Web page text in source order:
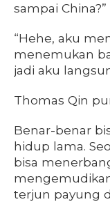
sampai China?”
“Hehe, aku
menemukan
jadi aku
Thomas Qin
Benar-benar
hidup lama.
bisa
terjun payung